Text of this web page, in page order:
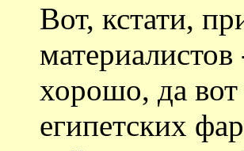
Вот, кстати,
хорошо, да
египетских